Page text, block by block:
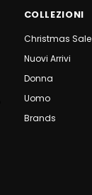
COLLEZIONI
Christmas Sale
Nuovi Arrivi
Donna
Uomo
Brands